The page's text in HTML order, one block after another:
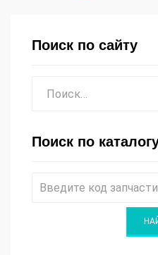
Поиск по сайту
Поиск по